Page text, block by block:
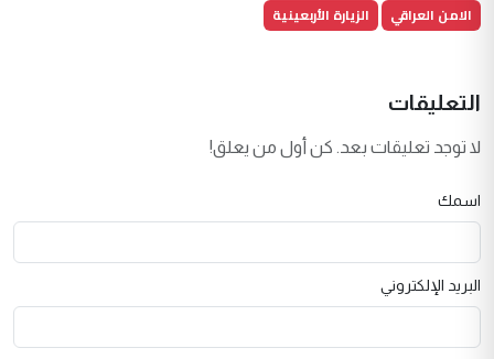
الامن العراقي
الزيارة الأربعينية
التعليقات
لا توجد تعليقات بعد. كن أول من يعلق!
اسمك
البريد الإلكتروني